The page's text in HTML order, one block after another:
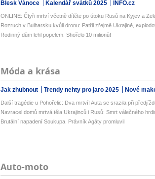
Blesk Vánoce Kalendář svátků 2025 INFO.cz
ONLINE: Čtyři mrtví včetně dítěte po útoku Rusů na Kyjev a
Rozruch v Bulharsku kvůli dronu: Patřil zřejmě Ukrajině,
Rodinný dům lehl popelem: Shořelo 10 milionů!
Móda a krása
Jak zhubnout Trendy nehty pro jaro 2025 Nové
Další tragédie u Pohořelic: Dva mrtví! Auta se srazila při
Navracel domů mrtvá těla Ukrajinců i Rusů: Smrt válečného
Brutální napadení Soukupa. Právník Agáty promluvil
Auto-moto